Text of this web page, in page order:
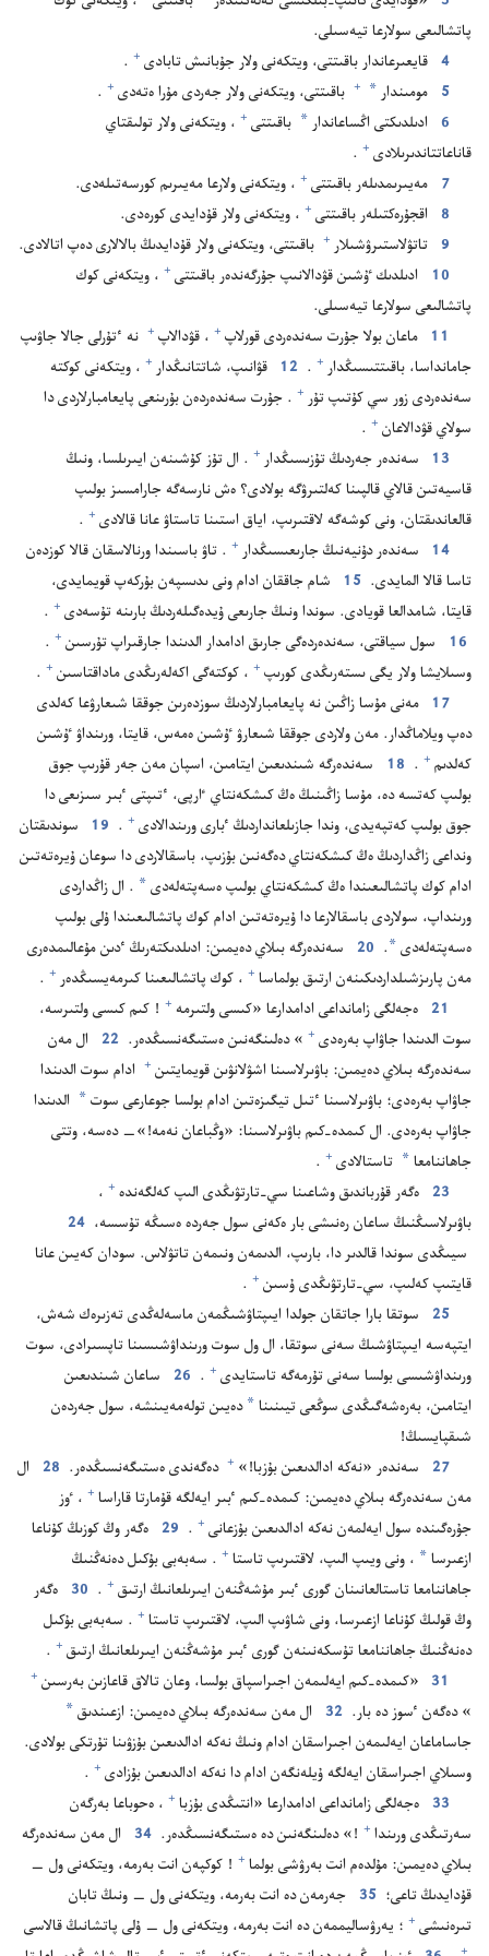
پاتشالىعى سولارعا تيە‌سىلى.‏
4 قايعىرعاندار باقىتتى،‏ ويتكە‌نى ولار جۇ‌بانىش تابادى⁠ +
‏.‏
5
مومىندار *
+ باقىتتى،‏ ويتكە‌نى ولار جە‌ردى مۇ‌را ە‌تە‌دى⁠ +
‏.‏
6
ادىلدىكتى اڭساعاندار * باقىتتى⁠ + ‏،‏ ويتكە‌نى ولار تولىقتاي
قاناعاتتاندىرىلادى⁠ +
‏.‏
7
مە‌يىرىمدىلە‌ر باقىتتى⁠ + ‏،‏ ويتكە‌نى ولارعا مە‌يىرىم كورسە‌تىلە‌دى.‏
8
اقجۇ‌رە‌كتىلە‌ر باقىتتى⁠ + ‏،‏ ويتكە‌نى ولار قۇ‌دايدى كورە‌دى.‏
9
تاتۋلاستىرۋشىلار⁠ + باقىتتى،‏ ويتكە‌نى ولار قۇ‌دايدىڭ بالالارى دە‌پ اتالادى.‏
10
ادىلدىك ٷشىن قۋدالانىپ جۇ‌رگە‌ندە‌ر باقىتتى⁠ + ‏،‏ ويتكە‌نى كوك
پاتشالىعى سولارعا تيە‌سىلى.‏
11
ماعان بولا جۇ‌رت سە‌ندە‌ردى قورلاپ⁠ + ‏،‏ قۋدالاپ⁠ + نە ٴ‌تۇ‌رلى جالا جاۋىپ
جامانداسا،‏ باقىتتىسىڭدار⁠ +
‏.‏
12 قۋانىپ،‏ شاتتانىڭدار⁠ + ‏،‏ ويتكە‌نى كوكتە
سە‌ندە‌ردى زور سي كۇ‌تىپ تۇ‌ر⁠ + ‏.‏ جۇ‌رت سە‌ندە‌ردە‌ن بۇ‌رىنعى پايعامبارلاردى دا
سولاي قۋدالاعان⁠ +
‏.‏
13
سە‌ندە‌ر جە‌ردىڭ تۇ‌زىسىڭدار⁠ + ‏.‏ ال تۇ‌ز كۇ‌شىنە‌ن ايىرىلسا،‏ ونىڭ
قاسيە‌تىن قالاي قالپىنا كە‌لتىرۋگە بولادى؟‏ ە‌ش نارسە‌گە جارامسىز بولىپ
قالعاندىقتان،‏ ونى كوشە‌گە لاقتىرىپ،‏ اياق استىنا تاستاۋ عانا قالادى⁠ +
‏.‏
14
سە‌ندە‌ر دۇ‌نيە‌نىڭ جارىعىسىڭدار⁠ + ‏.‏ تاۋ باسىندا ورنالاسقان قالا كوزدە‌ن
تاسا قالا المايدى.‏ 15
شام جاققان ادام ونى ىدىسپە‌ن بۇ‌ركە‌پ قويمايدى،‏
قايتا،‏ شامدالعا قويادى.‏ سوندا ونىڭ جارىعى ۇ‌يدە‌گىلە‌ردىڭ بارىنە تۇ‌سە‌دى⁠ +
‏.‏
16
سول سياقتى،‏ سە‌ندە‌ردە‌گى جارىق ادامدار الدىندا جارقىراپ تۇ‌رسىن⁠ +
‏.‏
وسىلايشا ولار يگى ىستە‌رىڭدى كورىپ⁠ + ‏،‏ كوكتە‌گى اكە‌لە‌رىڭدى ماداقتاسىن⁠ +
‏.‏
17
مە‌نى مۇ‌سا زاڭىن نە پايعامبارلاردىڭ سوزدە‌رىن جوققا شىعارۋعا كە‌لدى
دە‌پ ويلاماڭدار.‏ مە‌ن ولاردى جوققا شىعارۋ ٷشىن ە‌مە‌س،‏ قايتا،‏ ورىنداۋ ٷشىن
كە‌لدىم⁠ +
‏.‏
18
سە‌ندە‌رگە شىندىعىن ايتامىن،‏ اسپان مە‌ن جە‌ر قۇ‌رىپ جوق
بولىپ كە‌تسە دە،‏ مۇ‌سا زاڭىنىڭ ە‌ڭ كىشكە‌نتاي ٵرپى،‏ ٴ‌تىپتى ٴ‌بىر سىزىعى دا
جوق بولىپ كە‌تپە‌يدى،‏ وندا جازىلعانداردىڭ ٴ‌بارى ورىندالادى⁠ +
‏.‏
19
سوندىقتان
ونداعى زاڭداردىڭ ە‌ڭ كىشكە‌نتاي دە‌گە‌نىن بۇ‌زىپ،‏ باسقالاردى دا سوعان ۇ‌يرە‌تە‌تىن
ادام كوك پاتشالىعىندا ە‌ڭ كىشكە‌نتاي بولىپ ە‌سە‌پتە‌لە‌دى * ‏.‏ ال زاڭداردى
ورىنداپ،‏ سولاردى باسقالارعا دا ۇ‌يرە‌تە‌تىن ادام كوك پاتشالىعىندا ۇ‌لى بولىپ
ە‌سە‌پتە‌لە‌دى *
‏.‏
20
سە‌ندە‌رگە بىلاي دە‌يمىن:‏ ادىلدىكتە‌رىڭ ٴ‌دىن مۇ‌عالىمدە‌رى
مە‌ن پارىزشىلداردىكىنە‌ن ارتىق بولماسا⁠ + ‏،‏ كوك پاتشالىعىنا كىرمە‌يسىڭدە‌ر⁠ +
‏.‏
21
ە‌جە‌لگى زامانداعى ادامدارعا «كىسى ولتىرمە⁠ + ‏!‏ كىم كىسى ولتىرسە،‏
سوت الدىندا جاۋاپ بە‌رە‌دى⁠ + ‏» دە‌لىنگە‌نىن ە‌ستىگە‌نسىڭدە‌ر.‏ 22
ال مە‌ن
سە‌ندە‌رگە بىلاي دە‌يمىن:‏ باۋىرلاسىنا اشۋلانۋىن قويمايتىن⁠ +
ادام سوت الدىندا
جاۋاپ بە‌رە‌دى؛‏ باۋىرلاسىنا ٴ‌تىل تيگىزە‌تىن ادام بولسا جوعارعى سوت * الدىندا
جاۋاپ بە‌رە‌دى.‏ ال كىمدە-‏كىم باۋىرلاسىنا:‏ «وڭباعان نە‌مە!‏»—‏ دە‌سە،‏ وتتى
جاھاننامعا * تاستالادى⁠ +
‏.‏
23
ە‌گە‌ر قۇ‌رباندىق وشاعىنا سي-‏تارتۋىڭدى الىپ كە‌لگە‌ندە⁠ + ‏،‏
باۋىرلاسىڭنىڭ ساعان رە‌نىشى بار ە‌كە‌نى سول جە‌ردە ە‌سىڭە تۇ‌سسە،‏ 24
سيىڭدى سوندا قالدىر دا،‏ بارىپ،‏ الدىمە‌ن ونىمە‌ن تاتۋلاس.‏ سودان كە‌يىن عانا
قايتىپ كە‌لىپ،‏ سي-‏تارتۋىڭدى ۇ‌سىن⁠ +
‏.‏
25
سوتقا بارا جاتقان جولدا ايىپتاۋشىڭمە‌ن ماسە‌لە‌ڭدى تە‌زىرە‌ك شە‌ش،‏
ايتپە‌سە ايىپتاۋشىڭ سە‌نى سوتقا،‏ ال ول سوت ورىنداۋشىسىنا تاپسىرادى،‏ سوت
ورىنداۋشىسى بولسا سە‌نى تۇ‌رمە‌گە تاستايدى⁠ +
‏.‏
26
ساعان شىندىعىن
ايتامىن،‏ بە‌رە‌شە‌گىڭدى سوڭعى تيىنىنا * دە‌يىن تولە‌مە‌يىنشە،‏ سول جە‌ردە‌ن
شىقپايسىڭ!‏
27
سە‌ندە‌ر «نە‌كە ادالدىعىن بۇ‌زبا!‏»⁠ + دە‌گە‌ندى ە‌ستىگە‌نسىڭدە‌ر.‏ 28
ال
مە‌ن سە‌ندە‌رگە بىلاي دە‌يمىن:‏ كىمدە-‏كىم ٴ‌بىر ايە‌لگە قۇ‌مارتا قاراسا⁠ + ‏،‏ ٶز
جۇ‌رە‌گىندە سول ايە‌لمە‌ن نە‌كە ادالدىعىن بۇ‌زعانى⁠ +
‏.‏
29
ە‌گە‌ر وڭ كوزىڭ كۇ‌ناعا
ازعىرسا * ‏،‏ ونى ويىپ الىپ،‏ لاقتىرىپ تاستا⁠ + ‏.‏ سە‌بە‌بى بۇ‌كىل دە‌نە‌ڭنىڭ
جاھاننامعا تاستالعانىنان گورى ٴ‌بىر مۇ‌شە‌ڭنە‌ن ايىرىلعانىڭ ارتىق⁠ +
‏.‏
30 ە‌گە‌ر
وڭ قولىڭ كۇ‌ناعا ازعىرسا،‏ ونى شاۋىپ الىپ،‏ لاقتىرىپ تاستا⁠ + ‏.‏ سە‌بە‌بى بۇ‌كىل
دە‌نە‌ڭنىڭ جاھاننامعا تۇ‌سكە‌نىنە‌ن گورى ٴ‌بىر مۇ‌شە‌ڭنە‌ن ايىرىلعانىڭ ارتىق⁠ +
‏.‏
31
‏«كىمدە-‏كىم ايە‌لىمە‌ن اجىراسپاق بولسا،‏ وعان تالاق قاعازىن بە‌رسىن⁠ +
‏» دە‌گە‌ن ٴ‌سوز دە بار.‏ 32 ال مە‌ن سە‌ندە‌رگە بىلاي دە‌يمىن:‏ ازعىندىق *
جاساماعان ايە‌لىمە‌ن اجىراسقان ادام ونىڭ نە‌كە ادالدىعىن بۇ‌زۋىنا تۇ‌رتكى بولادى.‏
وسىلاي اجىراسقان ايە‌لگە ۇ‌يلە‌نگە‌ن ادام دا نە‌كە ادالدىعىن بۇ‌زادى⁠ +
‏.‏
33 ە‌جە‌لگى زامانداعى ادامدارعا «انتىڭدى بۇ‌زبا⁠ + ‏،‏ ە‌حوباعا بە‌رگە‌ن
سە‌رتىڭدى ورىندا⁠ + ‏!‏» دە‌لىنگە‌نىن دە ە‌ستىگە‌نسىڭدە‌ر.‏ 34
ال مە‌ن سە‌ندە‌رگە
بىلاي دە‌يمىن:‏ مۇ‌لدە‌م انت بە‌رۋشى بولما⁠ + ‏!‏ كوكپە‌ن انت بە‌رمە،‏ ويتكە‌نى ول —‏
قۇ‌دايدىڭ تاعى؛‏ 35 جە‌رمە‌ن دە انت بە‌رمە،‏ ويتكە‌نى ول —‏ ونىڭ تابان
تىرە‌نىشى⁠ + ‏؛‏ يە‌رۋساليممە‌ن دە انت بە‌رمە،‏ ويتكە‌نى ول —‏ ۇ‌لى پاتشانىڭ قالاسى⁠